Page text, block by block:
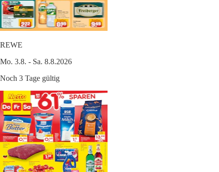
REWE
Mo. 3.8. - Sa. 8.8.2026
Noch 3 Tage gültig